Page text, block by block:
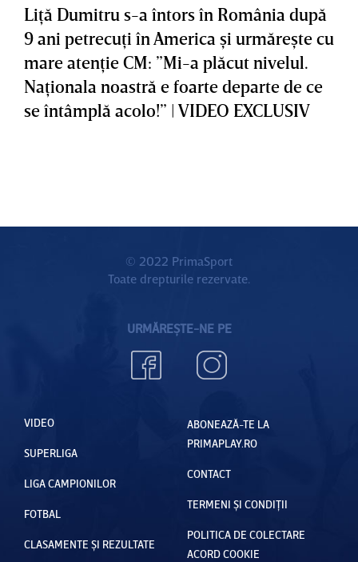
Liţă Dumitru s-a întors în România după
9 ani petrecuţi în America şi urmăreşte cu
mare atenţie CM: ”Mi-a plăcut nivelul.
Naţionala noastră e foarte departe de ce
se întâmplă acolo!” | VIDEO EXCLUSIV
© 2022 PrimaSport
Toate drepturile rezervate.
URMĂREȘTE-NE PE
VIDEO
SUPERLIGA
LIGA CAMPIONILOR
FOTBAL
CLASAMENTE ȘI REZULTATE
ABONEAZĂ-TE LA
PRIMAPLAY.RO
CONTACT
TERMENI ȘI CONDIȚII
POLITICA DE COLECTARE
ACORD COOKIE